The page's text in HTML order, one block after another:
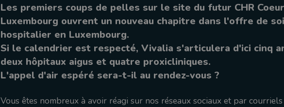
Les premiers coups de pelles sur le site du futur CHR
Luxembourg ouvrent un nouveau chapitre dans l'offre de
hospitalier en Luxembourg.
Si le calendrier est respecté, Vivalia s'articulera d'ici cinq
deux hôpitaux aigus et quatre proxicliniques.
L'appel d'air espéré sera-t-il au rendez-vous ?
Vous êtes nombreux à avoir réagi sur nos réseaux sociaux et par